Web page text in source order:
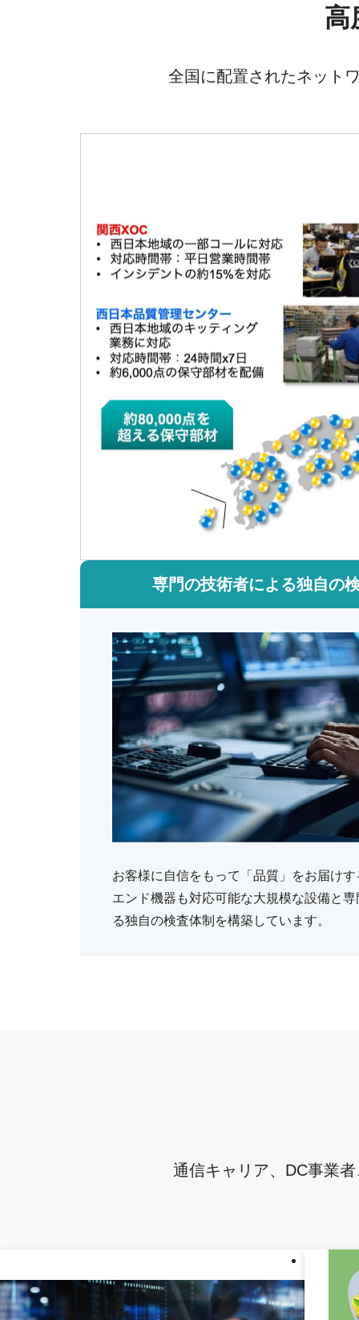
高
全国に配置されたネット
専門の技術者による独自の
お客様に自信をもって「品質」をお届け
エンド機器も対応可能な大規模な設備と
る独自の検査体制を構築しています。
通信キャリア、DC事業